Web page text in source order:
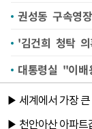
'김건희 청탁